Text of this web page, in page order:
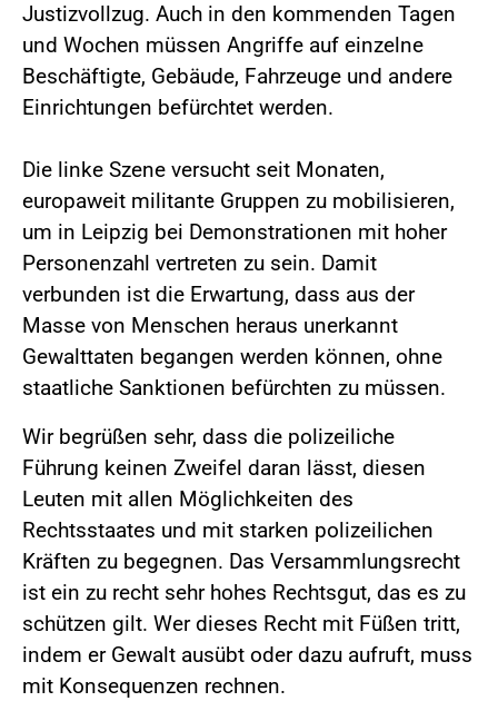
Justizvollzug. Auch in den kommenden Tagen
und Wochen müssen Angriffe auf einzelne
Beschäftigte, Gebäude, Fahrzeuge und andere
Einrichtungen befürchtet werden.
Die linke Szene versucht seit Monaten,
europaweit militante Gruppen zu mobilisieren,
um in Leipzig bei Demonstrationen mit hoher
Personenzahl vertreten zu sein. Damit
verbunden ist die Erwartung, dass aus der
Masse von Menschen heraus unerkannt
Gewalttaten begangen werden können, ohne
staatliche Sanktionen befürchten zu müssen.
Wir begrüßen sehr, dass die polizeiliche
Führung keinen Zweifel daran lässt, diesen
Leuten mit allen Möglichkeiten des
Rechtsstaates und mit starken polizeilichen
Kräften zu begegnen. Das Versammlungsrecht
ist ein zu recht sehr hohes Rechtsgut, das es zu
schützen gilt. Wer dieses Recht mit Füßen tritt,
indem er Gewalt ausübt oder dazu aufruft, muss
mit Konsequenzen rechnen.